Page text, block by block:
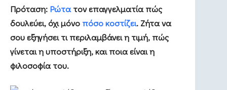
Πρόταση: Ρώτατον επαγγελματία πώς
δουλεύει, όχι μόνο πόσο κοστίζει. Ζήτα να
σου εξηγήσει τι περιλαμβάνει η τιμή, πώς
γίνεται η υποστήριξη, και ποια είναι η
φιλοσοφία του.